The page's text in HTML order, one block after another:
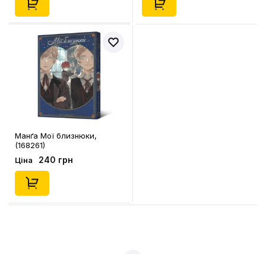
Манґа Мої близнюки,
(168261)
Ціна 240 грн